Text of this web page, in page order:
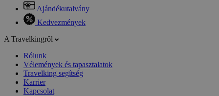
Ajándékutalvány
Kedvezmények
A Travelkingről
Rólunk
Vélemények és tapasztalatok
Travelking segítség
Karrier
Kapcsolat